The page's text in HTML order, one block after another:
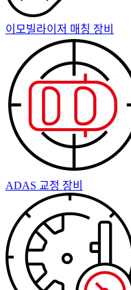
이모빌라이저 매칭 장비
ADAS 교정 장비